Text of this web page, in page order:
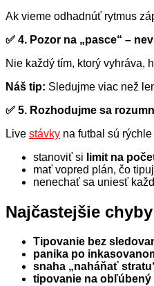
Ak vieme odhadnúť rytmus
✅ 4. Pozor na „pasce“ –
Nie každý tím, ktorý vyhráva,
Náš tip: Sledujme viac než
✅ 5. Rozhodujme sa
Live stávky na futbal sú
stanoviť si limit na
mať vopred plán, čo
nenechať sa uniesť
Najčastejšie
Tipovanie bez
panika po
snaha „naháňať
tipovanie na